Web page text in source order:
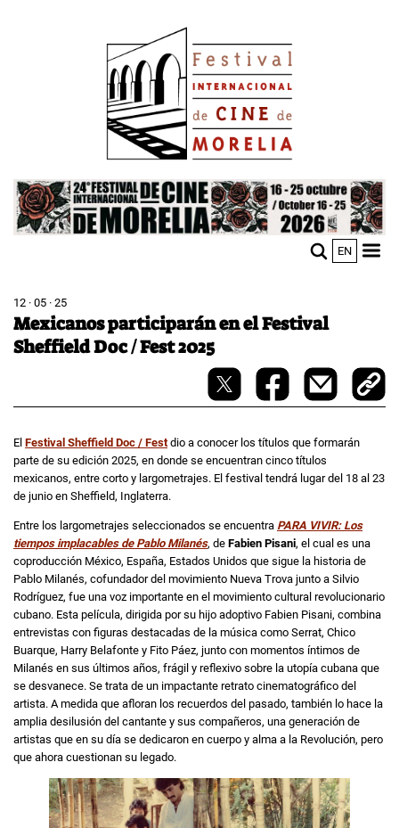
Image
EN
12 · 05 · 25
Mexicanos participarán en el Festival
Sheffield Doc / Fest 2025
El Festival Sheffield Doc / Festdio a conocer los títulos que formarán
parte de su edición 2025, en donde se encuentran cinco títulos
mexicanos, entre corto y largometrajes. El festival tendrá lugar del 18 al 23
de junio en Sheffield, Inglaterra.
Entre los largometrajes seleccionados se encuentra PARA VIVIR: Los
tiempos implacables de Pablo Milanés, de Fabien Pisani, el cual es una
coproducción México, España, Estados Unidos que sigue la historia de
Pablo Milanés, cofundador del movimiento Nueva Trova junto a Silvio
Rodríguez, fue una voz importante en el movimiento cultural revolucionario
cubano. Esta película, dirigida por su hijo adoptivo Fabien Pisani, combina
entrevistas con figuras destacadas de la música como Serrat, Chico
Buarque, Harry Belafonte y Fito Páez, junto con momentos íntimos de
Milanés en sus últimos años, frágil y reflexivo sobre la utopía cubana que
se desvanece. Se trata de un impactante retrato cinematográfico del
artista. A medida que afloran los recuerdos del pasado, también lo hace la
amplia desilusión del cantante y sus compañeros, una generación de
artistas que en su día se dedicaron en cuerpo y alma a la Revolución, pero
que ahora cuestionan su legado.